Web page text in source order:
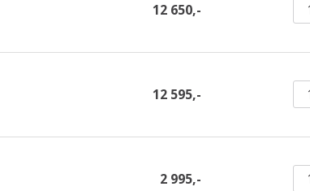
12 650,-
12 595,-
2 995,-